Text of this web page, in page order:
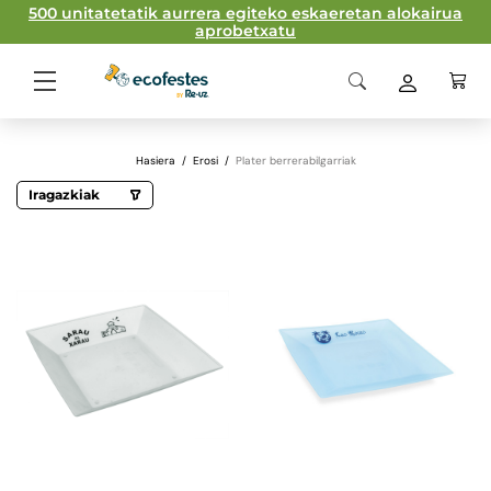
500 unitatetatik aurrera egiteko eskaeretan alokairua
aprobetxatu
Hasiera / Erosi / Plater berrerabilgarriak
Iragazkiak